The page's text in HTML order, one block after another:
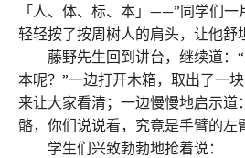
「人、体、标、本」——”同学们
轻轻按了按周树人的肩头，让他舒
藤野先生回到讲台，继续道：“
本呢？”一边打开木箱，取出了一
来让大家看清；一边慢慢地启示道
骼，你们说说看，究竟是手臂的左
学生们兴致勃勃地抢着说：